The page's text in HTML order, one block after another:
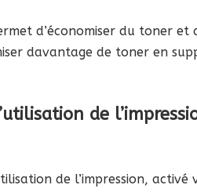
d’économiser du toner et
davantage de toner en
de
de l’impression,